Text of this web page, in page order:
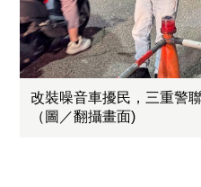
改裝噪音車擾民，三重警
（圖／翻攝畫面)